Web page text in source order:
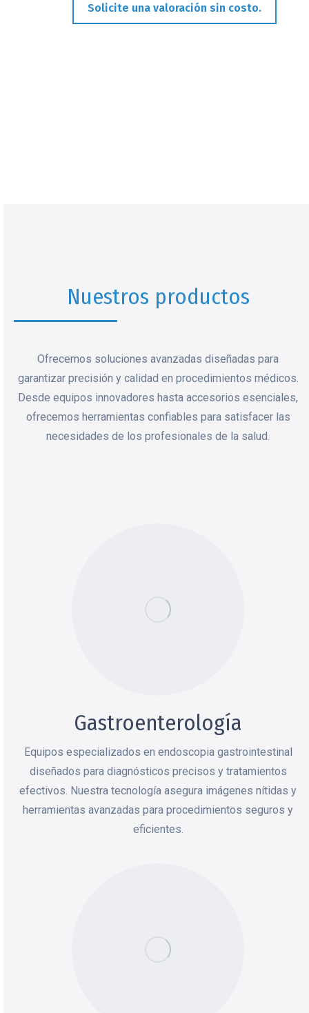
Solicite una valoración sin costo.
Nuestros productos
Ofrecemos soluciones avanzadas diseñadas para
garantizar precisión y calidad en procedimientos médicos.
Desde equipos innovadores hasta accesorios esenciales,
ofrecemos herramientas confiables para satisfacer las
necesidades de los profesionales de la salud.
Gastroenterología
Equipos especializados en endoscopia gastrointestinal
diseñados para diagnósticos precisos y tratamientos
efectivos. Nuestra tecnología asegura imágenes nítidas y
herramientas avanzadas para procedimientos seguros y
eficientes.